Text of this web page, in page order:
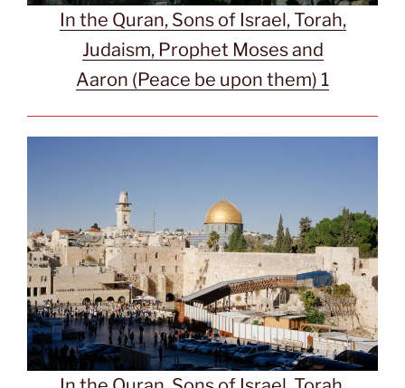
In the Quran, Sons of Israel, Torah,
Judaism, Prophet Moses and
Aaron (Peace be upon them) 1